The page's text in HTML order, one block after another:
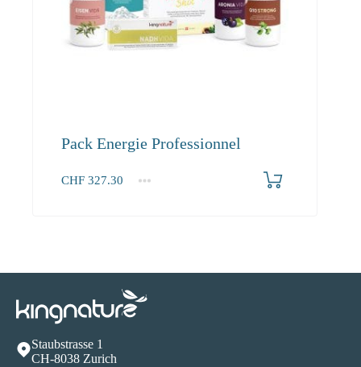
Pack Energie Professionnel
CHF 327.30
1+
Staubstrasse 1
CH-8038 Zurich